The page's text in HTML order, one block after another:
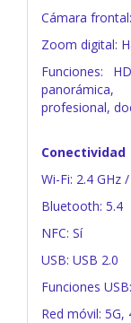
Cámara
Zoom digital:
Funciones:
profesional,
Conectividad
Wi-Fi: 2.4 GHz
Bluetooth: 5.4
NFC: Sí
USB: USB 2.0
Funciones
Red móvil: 5G,